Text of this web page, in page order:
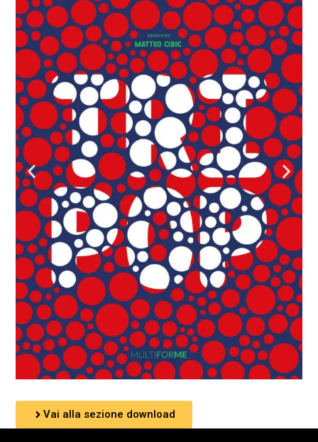
Vai alla sezione download